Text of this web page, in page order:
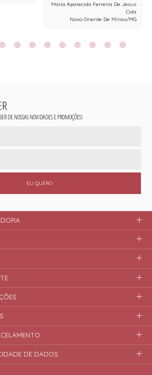
Maria Aparecida Ferreira De Jesus
Cida
Novo Oriente De Minas/MG
DE NOSSAS NOVIDADES E PROMOÇÕES!
EU QUERO
DE DADOS